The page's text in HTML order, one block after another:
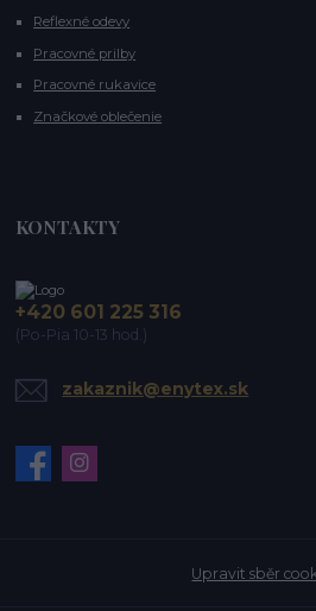
Reflexné odevy
Pracovné prilby
Pracovné rukavice
Značkové oblečenie
KONTAKTY
+420 601 225 316
(Po-Pia 10-13 hod.)
zakaznik@enytex.sk
Upravit sběr